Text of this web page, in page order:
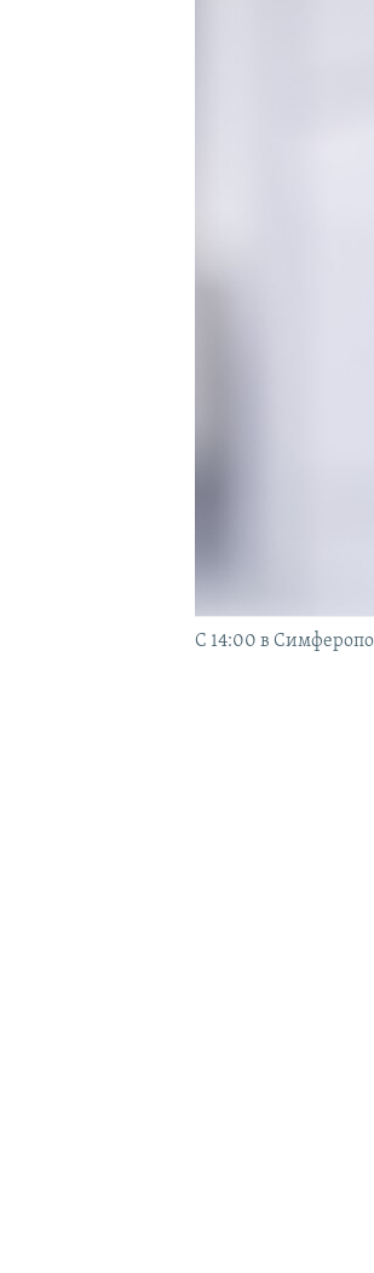
С 14:00 в